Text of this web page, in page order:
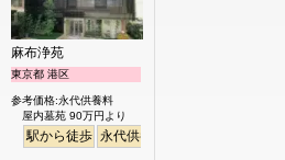
永代供養 樹木葬 明るい
麻布浄苑
東京都 港区
参考価格:永代供養料
屋内墓苑 90万円より
駅から徒歩 永代供養